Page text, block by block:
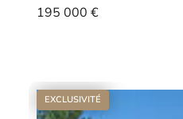
195 000 €
EXCLUSIVITÉ